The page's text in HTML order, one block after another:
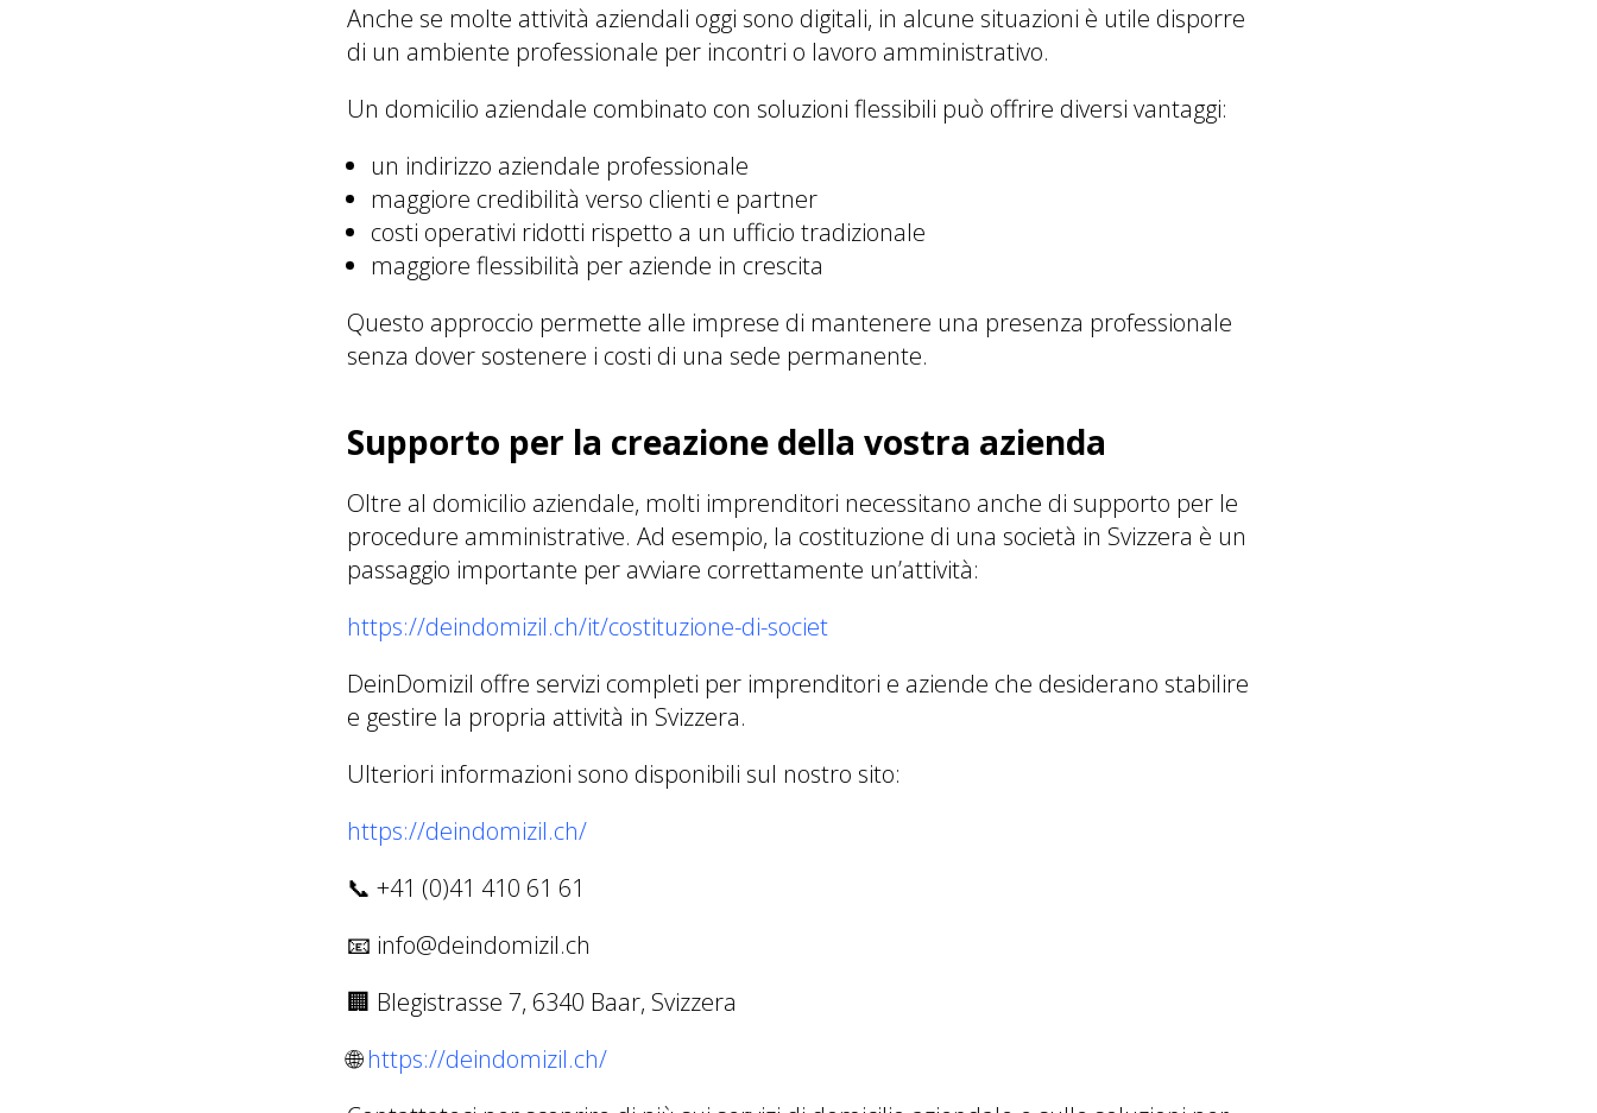
Anche se molte attività aziendali oggi sono digitali, in alcune situazioni è utile disporre
di un ambiente professionale per incontri o lavoro amministrativo.
Un domicilio aziendale combinato con soluzioni flessibili può offrire diversi vantaggi:
un indirizzo aziendale professionale
maggiore credibilità verso clienti e partner
costi operativi ridotti rispetto a un ufficio tradizionale
maggiore flessibilità per aziende in crescita
Questo approccio permette alle imprese di mantenere una presenza professionale
senza dover sostenere i costi di una sede permanente.
Supporto per la creazione della vostra azienda
Oltre al domicilio aziendale, molti imprenditori necessitano anche di supporto per le
procedure amministrative. Ad esempio, la costituzione di una società in Svizzera è un
passaggio importante per avviare correttamente un’attività:
https://deindomizil.ch/it/costituzione-di-societ
DeinDomizil offre servizi completi per imprenditori e aziende che desiderano stabilire
e gestire la propria attività in Svizzera.
Ulteriori informazioni sono disponibili sul nostro sito:
https://deindomizil.ch/
📞 +41 (0)41 410 61 61
📧 info@deindomizil.ch
🏢 Blegistrasse 7, 6340 Baar, Svizzera
🌐https://deindomizil.ch/